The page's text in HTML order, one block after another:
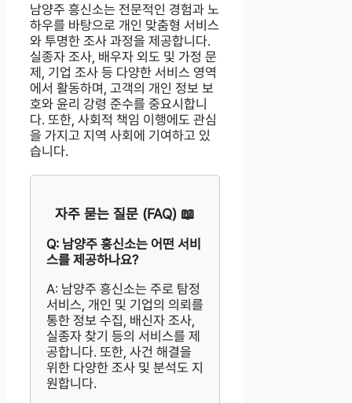
남양주 흥신소는 전문적인 경험과 노
하우를 바탕으로 개인 맞춤형 서비스
와 투명한 조사 과정을 제공합니다.
실종자 조사, 배우자 외도 및 가정 문
제, 기업 조사 등 다양한 서비스 영역
에서 활동하며, 고객의 개인 정보 보
호와 윤리 강령 준수를 중요시합니
다. 또한, 사회적 책임 이행에도 관심
을 가지고 지역 사회에 기여하고 있
습니다.
자주 묻는 질문 (FAQ) 📖
Q: 남양주 흥신소는 어떤 서비
스를 제공하나요?
A: 남양주 흥신소는 주로 탐정
서비스, 개인 및 기업의 의뢰를
통한 정보 수집, 배신자 조사,
실종자 찾기 등의 서비스를 제
공합니다. 또한, 사건 해결을
위한 다양한 조사 및 분석도 지
원합니다.